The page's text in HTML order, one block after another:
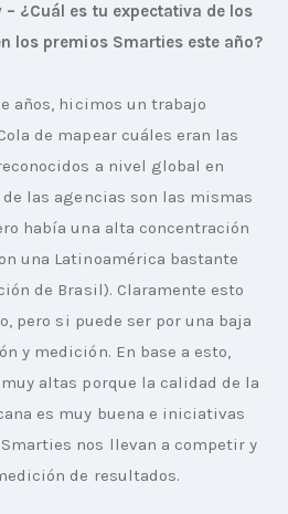
¿Cuál es tu expectativa de los
los premios Smarties este año?
años, hicimos un trabajo
de mapear cuáles eran las
a nivel global en
las agencias son las mismas
había una alta concentración
una Latinoamérica bastante
de Brasil). Claramente esto
pero si puede ser por una baja
y medición. En base a esto,
altas porque la calidad de la
es muy buena e iniciativas
nos llevan a competir y
de resultados.